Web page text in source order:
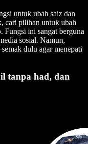
untuk ubah saiz dan
cari pilihan untuk ubah
Fungsi ini sangat berguna
sosial. Namun,
dulu agar menepati
tanpa had, dan